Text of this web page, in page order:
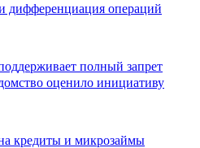
дифференциация операций
полный запрет
оценило инициативу
кредиты и микрозаймы